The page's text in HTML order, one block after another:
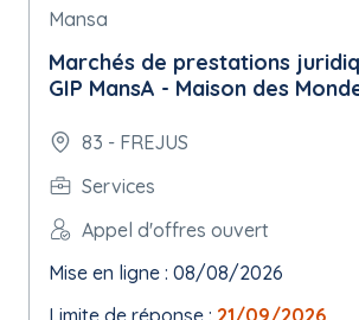
Mansa
Marchés de prestations
GIP MansA - Maison des
83 - FREJUS
Services
Appel d'offres ouvert
Mise en ligne : 08/08/2026
Limite de réponse : 21/09/2026